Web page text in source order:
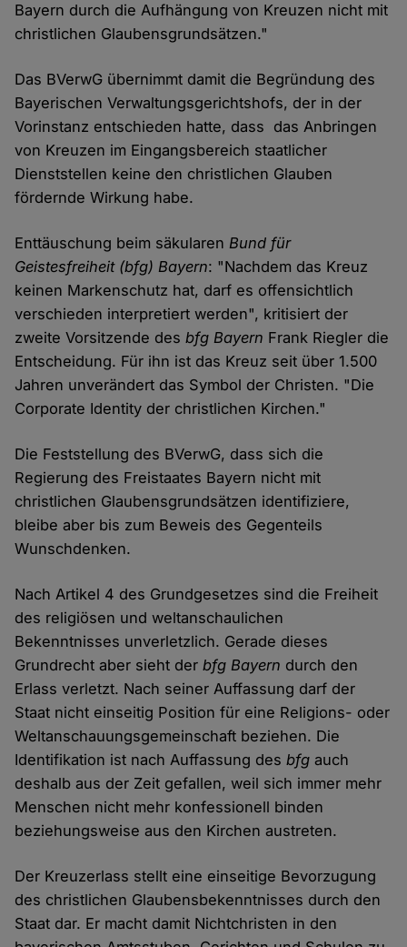
Bayern durch die Aufhängung von Kreuzen nicht mit
christlichen Glaubensgrundsätzen."
Das BVerwG übernimmt damit die Begründung des
Bayerischen Verwaltungsgerichtshofs, der in der
Vorinstanz entschieden hatte, dass das Anbringen
von Kreuzen im Eingangsbereich staatlicher
Dienststellen keine den christlichen Glauben
fördernde Wirkung habe.
Enttäuschung beim säkularenBund für
Geistesfreiheit (bfg) Bayern: "Nachdem das Kreuz
keinen Markenschutz hat, darf es offensichtlich
verschieden interpretiert werden", kritisiert der
zweite Vorsitzende desbfg Bayern Frank Riegler die
Entscheidung. Für ihn ist das Kreuz seit über 1.500
Jahren unverändert das Symbol der Christen. "Die
Corporate Identity der christlichen Kirchen."
Die Feststellung des BVerwG, dass sich die
Regierung des Freistaates Bayern nicht mit
christlichen Glaubensgrundsätzen identifiziere,
bleibe aber bis zum Beweis des Gegenteils
Wunschdenken.
Nach Artikel 4 des Grundgesetzes sind die Freiheit
des religiösen und weltanschaulichen
Bekenntnisses unverletzlich. Gerade dieses
Grundrecht aber sieht derbfg Bayern durch den
Erlass verletzt. Nach seiner Auffassung darf der
Staat nicht einseitig Position für eine Religions- oder
Weltanschauungsgemeinschaft beziehen. Die
Identifikation ist nach Auffassung desbfg auch
deshalb aus der Zeit gefallen, weil sich immer mehr
Menschen nicht mehr konfessionell binden
beziehungsweise aus den Kirchen austreten.
Der Kreuzerlass stellt eine einseitige Bevorzugung
des christlichen Glaubensbekenntnisses durch den
Staat dar. Er macht damit Nichtchristen in den